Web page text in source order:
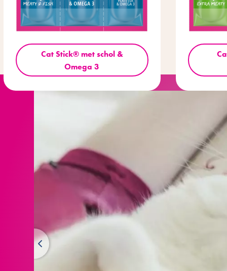
Cat Stick® met schol &
Omega 3